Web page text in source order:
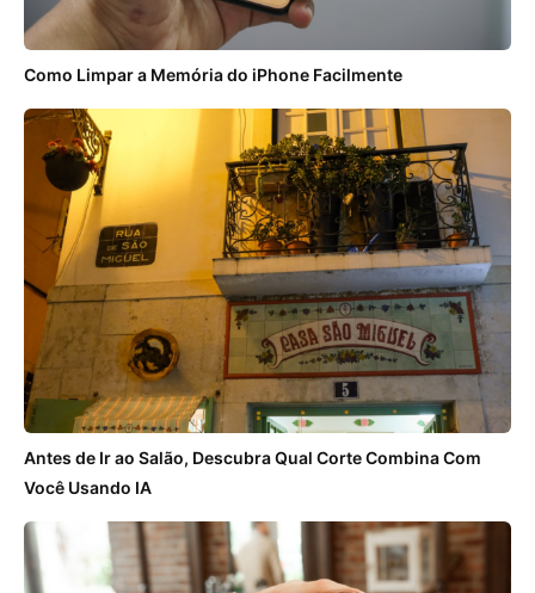
Como Limpar a Memória do iPhone Facilmente
Antes de Ir ao Salão, Descubra Qual Corte Combina Com
Você Usando IA